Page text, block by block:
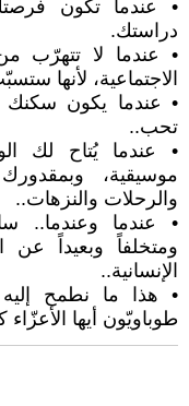
• عندما تكون
دراستك.
• عندما لا تتهرّب
الاجتماعية، لأنها
• عندما يكون سكنك
تحب..
• عندما يُتاح لك
موسيقية،
والرحلات والنزهات..
• عندما وعندما..
ومتخلفاً وبعيداً عن
الإنسانية..
• هذا ما نطمح
طوباويّون أيها